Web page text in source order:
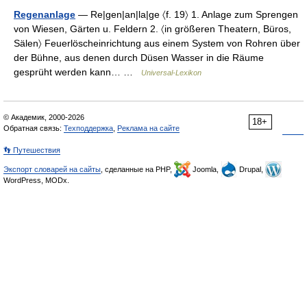
Regenanlage — Re|gen|an|la|ge 〈f. 19〉 1. Anlage zum Sprengen
von Wiesen, Gärten u. Feldern 2. 〈in größeren Theatern, Büros,
Sälen〉 Feuerlöscheinrichtung aus einem System von Rohren über
der Bühne, aus denen durch Düsen Wasser in die Räume
gesprüht werden kann… …
Universal-Lexikon
18+
© Академик, 2000-2026
Обратная связь: Техподдержка Реклама на сайте
👣 Путешествия
Экспорт словарей на сайты , сделанные на PHP, Joomla,
Drupal,
WordPress, MODx.